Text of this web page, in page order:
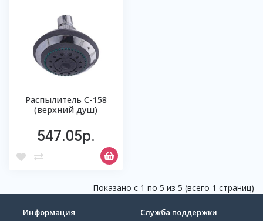
Распылитель С-158
(верхний душ)
547.05р.
Показано с 1 по 5 из 5 (всего 1 страниц)
Информация Служба поддержки